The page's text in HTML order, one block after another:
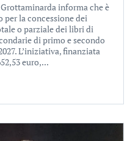
informa che è
la concessione dei
o parziale dei libri di
di primo e secondo
L’iniziativa, finanziata
euro,...